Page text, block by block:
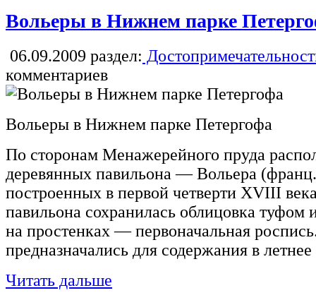
Вольеры в Нижнем парке
06.09.2009 раздел:
комментариев
Вольеры в Нижнем парке Петергофа
По сторонам Менажерейного пруда
деревянных павильона — Вольера
построенных в первой четверти XVIII
павильона сохранилась облицовка туфом
на простенках — первоначальная
предназначались для содержания в
Читать дальше